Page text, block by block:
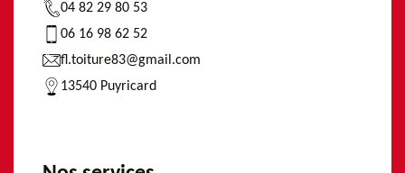
04 82 29 80 53
06 16 98 62 52
fl.toiture83@gmail.com
13540 Puyricard